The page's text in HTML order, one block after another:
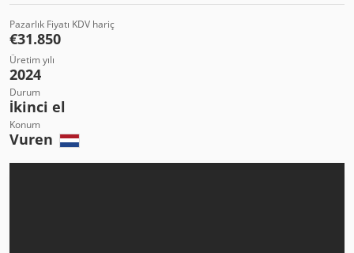
Pazarlık Fiyatı KDV hariç
€31.850
Üretim yılı
2024
Durum
İkinci el
Konum
Vuren